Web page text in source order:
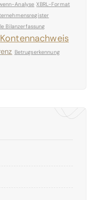
Analyse XBRL-Format
Bilanzerfassung
Kontennachweis
Betrugserkennung